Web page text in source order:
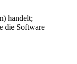
handelt;
die Software